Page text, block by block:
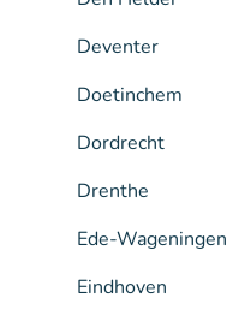
Deventer
Doetinchem
Dordrecht
Drenthe
Ede-Wageningen
Eindhoven